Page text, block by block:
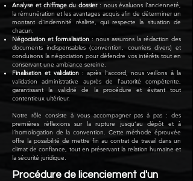
Analyse et chiffrage du dossier: nous évaluons l’ancienneté,
la rémunération et les avantages acquis afin de déterminer un
montant d’indemnité réaliste, qui respecte la situation de
chacun.
Négociation et formalisation : nous assurons la rédaction des
documents indispensables (convention, courriers divers) et
conduisons la négociation pour défendre vos intérêts tout en
conservant une ambiance sereine.
Finalisation et validation : après l’accord, nous veillons à la
validation administrative auprès de l’autorité compétente,
garantissant la validité de la procédure et évitant tout
contentieux ultérieur.
Notre rôle consiste à vous accompagner pas à pas : des
premières réflexions sur la rupture jusqu’au dépôt et à
l’homologation de la convention. Cette méthode éprouvée
offre la possibilité de mettre fin au contrat de travail dans un
climat de confiance, tout en préservant la relation humaine et
la sécurité juridique.
Procédure de licenciement d'un